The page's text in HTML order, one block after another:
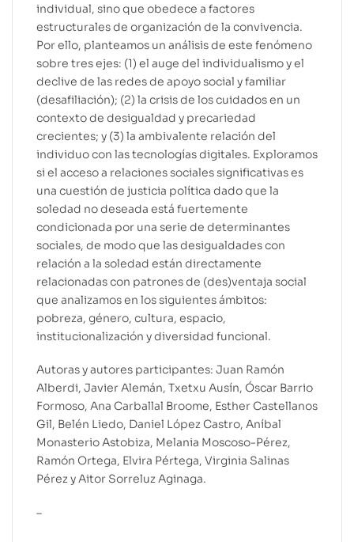
individual, sino que obedece a factores
estructurales de organización de la convivencia.
Por ello, planteamos un análisis de este fenómeno
sobre tres ejes: (1) el auge del individualismo y el
declive de las redes de apoyo social y familiar
(desafiliación); (2) la crisis de los cuidados en un
contexto de desigualdad y precariedad
crecientes; y (3) la ambivalente relación del
individuo con las tecnologías digitales. Exploramos
si el acceso a relaciones sociales significativas es
una cuestión de justicia política dado que la
soledad no deseada está fuertemente
condicionada por una serie de determinantes
sociales, de modo que las desigualdades con
relación a la soledad están directamente
relacionadas con patrones de (des)ventaja social
que analizamos en los siguientes ámbitos:
pobreza, género, cultura, espacio,
institucionalización y diversidad funcional.
Autoras y autores participantes: Juan Ramón
Alberdi, Javier Alemán, Txetxu Ausín, Óscar Barrio
Formoso, Ana Carballal Broome, Esther Castellanos
Gil, Belén Liedo, Daniel López Castro, Aníbal
Monasterio Astobiza, Melania Moscoso-Pérez,
Ramón Ortega, Elvira Pértega, Virginia Salinas
Pérez y Aitor Sorreluz Aginaga.
–